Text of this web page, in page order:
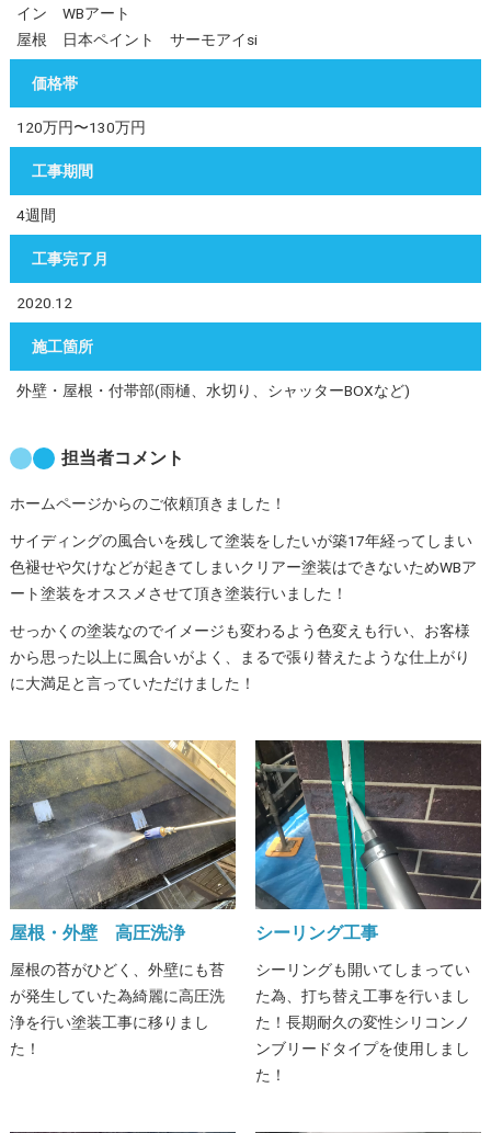
イン WBアート
屋根 日本ペイント サーモアイsi
価格帯
120万円〜130万円
工事期間
4週間
工事完了月
2020.12
施工箇所
外壁・屋根・付帯部(雨樋、水切り、シャッターBOXなど)
担当者コメント
ホームページからのご依頼頂きました！
サイディングの風合いを残して塗装をしたいが築17年経ってしまい
色褪せや欠けなどが起きてしまいクリアー塗装はできないためWBア
ート塗装をオススメさせて頂き塗装行いました！
せっかくの塗装なのでイメージも変わるよう色変えも行い、お客様
から思った以上に風合いがよく、まるで張り替えたような仕上がり
に大満足と言っていただけました！
屋根・外壁 高圧洗浄
屋根の苔がひどく、外壁にも苔
が発生していた為綺麗に高圧洗
浄を行い塗装工事に移りまし
た！
シーリング工事
シーリングも開いてしまってい
た為、打ち替え工事を行いまし
た！長期耐久の変性シリコンノ
ンブリードタイプを使用しまし
た！